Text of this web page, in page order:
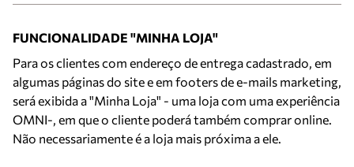
FUNCIONALIDADE "MINHA LOJA"
Para os clientes com endereço de entrega cadastrado, em
algumas páginas do site e em footers de e-mails marketing,
será exibida a "Minha Loja" - uma loja com uma experiência
OMNI-, em que o cliente poderá também comprar online.
Não necessariamente é a loja mais próxima a ele.